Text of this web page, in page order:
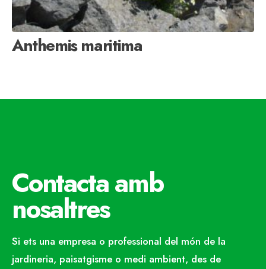
Anthemis maritima
Contacta amb
nosaltres
Si ets una empresa o professional del món de la
jardineria, paisatgisme o medi ambient, des de